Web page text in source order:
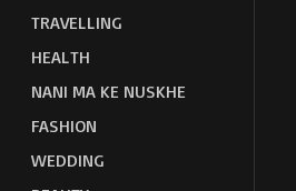
TRAVELLING
HEALTH
NANI MA KE NUSKHE
FASHION
WEDDING